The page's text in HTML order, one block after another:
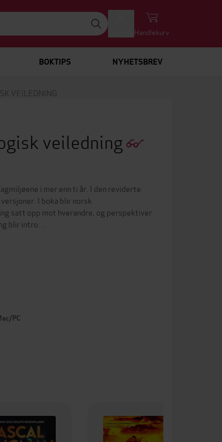
Handlekurv
BOKTIPS NYHETSBREV
VEILEDNING
veiledning
i mer enn ti år. I den reviderte
I boka blir norsk
satt opp mot hverandre, og perspektiver
blir intro…
PC